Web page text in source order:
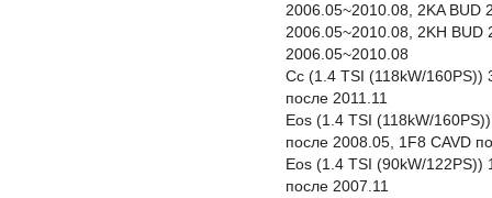
2006.05~2010.08, 2KA BUD
2006.05~2010.08, 2KH BUD
2006.05~2010.08
Cc (1.4 TSI (118kW/160PS))
после 2011.11
Eos (1.4 TSI (118kW/
после 2008.05, 1F8 CAVD
Eos (1.4 TSI (90kW/122PS))
после 2007.11